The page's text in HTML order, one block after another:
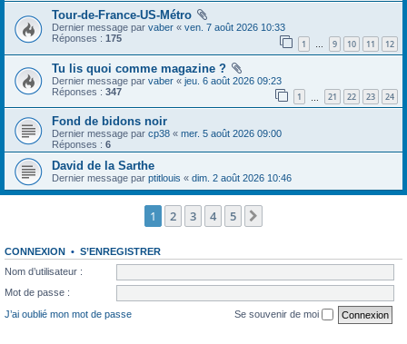
Tour-de-France-US-Métro
Dernier message par vaber « ven. 7 août 2026 10:33
Réponses : 175 1 … 9 10 11 12
Tu lis quoi comme magazine ?
Dernier message par vaber « jeu. 6 août 2026 09:23
Réponses : 347 1 21 22 23 24
Fond de bidons noir
Dernier message par cp38 « mer. 5 août 2026 09:00
Réponses : 6
David de la Sarthe
Dernier message par ptitlouis « dim. 2 août 2026 10:46
1 2 3 4 5
CONNEXION • S’ENREGISTRER
Nom d’utilisateur :
Mot de passe :
J’ai oublié mon mot de passe
Se souvenir de moi